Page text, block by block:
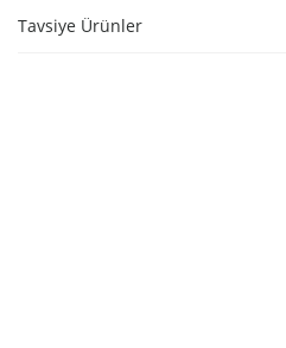
Tavsiye Ürünler